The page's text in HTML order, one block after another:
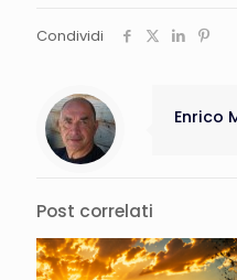
Condividi
Enrico
Post correlati